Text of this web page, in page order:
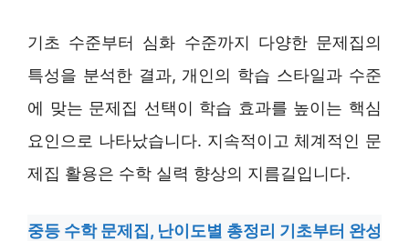
기초 수준부터 심화 수준까지 다양한 문제집의
특성을 분석한 결과, 개인의 학습 스타일과 수준
에 맞는 문제집 선택이 학습 효과를 높이는 핵심
요인으로 나타났습니다. 지속적이고 체계적인 문
제집 활용은 수학 실력 향상의 지름길입니다.
중등 수학 문제집, 난이도별 총정리 기초부터 완성